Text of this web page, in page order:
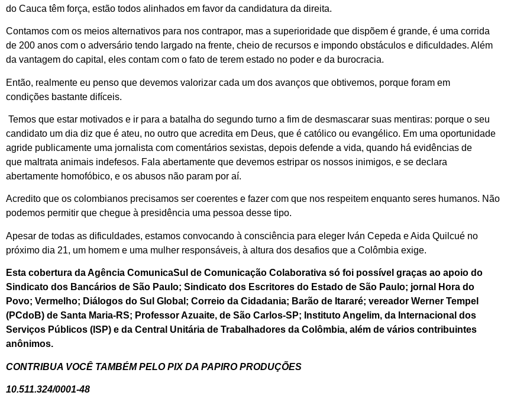
do Cauca têm força, estão todos alinhados em favor da candidatura da direita.
Contamos com os meios alternativos para nos contrapor, mas a superioridade que dispõem é grande, é uma corrida
de 200 anos com o adversário tendo largado na frente, cheio de recursos e impondo obstáculos e dificuldades. Além
da vantagem do capital, eles contam com o fato de terem estado no poder e da burocracia.
Então, realmente eu penso que devemos valorizar cada um dos avanços que obtivemos, porque foram em
condições bastante difíceis.
Temos que estar motivados e ir para a batalha do segundo turno a fim de desmascarar suas mentiras: porque o seu
candidato um dia diz que é ateu, no outro que acredita em Deus, que é católico ou evangélico. Em uma oportunidade
agride publicamente uma jornalista com comentários sexistas, depois defende a vida, quando há evidências de
que maltrata animais indefesos. Fala abertamente que devemos estripar os nossos inimigos, e se declara
abertamente homofóbico, e os abusos não param por aí.
Acredito que os colombianos precisamos ser coerentes e fazer com que nos respeitem enquanto seres humanos. Não
podemos permitir que chegue à presidência uma pessoa desse tipo.
Apesar de todas as dificuldades, estamos convocando à consciência para eleger Iván Cepeda e Aida Quilcué no
próximo dia 21, um homem e uma mulher responsáveis, à altura dos desafios que a Colômbia exige.
Esta cobertura da Agência ComunicaSul de Comunicação Colaborativa só foi possível graças ao apoio do
Sindicato dos Bancários de São Paulo; Sindicato dos Escritores do Estado de São Paulo; jornal Hora do
Povo; Vermelho; Diálogos do Sul Global; Correio da Cidadania; Barão de Itararé; vereador Werner Tempel
(PCdoB) de Santa Maria-RS; Professor Azuaite, de São Carlos-SP; Instituto Angelim, da Internacional dos
Serviços Públicos (ISP) e da Central Unitária de Trabalhadores da Colômbia, além de vários contribuintes
anônimos.
CONTRIBUA VOCÊ TAMBÉM PELO PIX DA PAPIRO PRODUÇÕES
10.511.324/0001-48